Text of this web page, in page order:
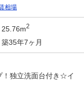
相場
25.76m2
築35年7ヶ月
独立洗面台付き☆イ